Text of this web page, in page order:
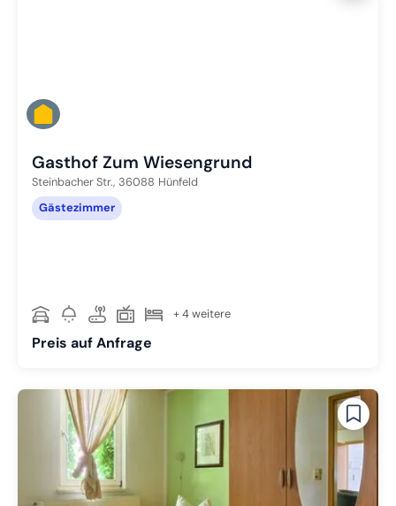
Gasthof Zum Wiesengrund
Steinbacher Str., 36088 Hünfeld
Gästezimmer
+ 4 weitere
Preis auf Anfrage